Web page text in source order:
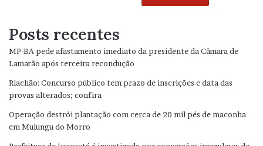
Posts recentes
MP-BA pede afastamento imediato da presidente da Câmara de
Lamarão após terceira recondução
Riachão: Concurso público tem prazo de inscrições e data das
provas alterados; confira
Operação destrói plantação com cerca de 20 mil pés de maconha
em Mulungu do Morro